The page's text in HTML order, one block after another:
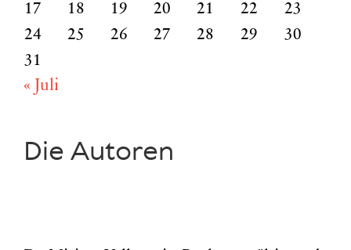
17
18 19 20 21 22
23
24
25 26 27 28 29
30
31
« Juli
Die Autoren